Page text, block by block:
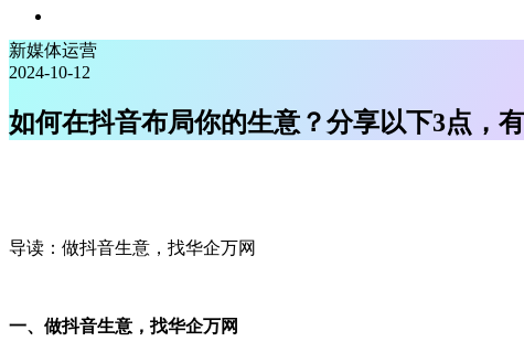
新媒体运营
2024-10-12
如何在抖音布局你的生意？分享以下3点，
导读：做抖音生意，找华企万网
一、做抖音生意，找华企万网